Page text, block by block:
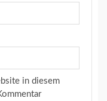
in diesem